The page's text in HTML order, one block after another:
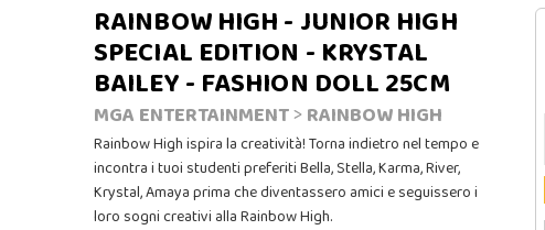
RAINBOW HIGH - JUNIOR HIGH
SPECIAL EDITION - KRYSTAL
BAILEY - FASHION DOLL 25CM
MGA ENTERTAINMENT> RAINBOW HIGH
Rainbow High ispira la creatività! Torna indietro nel tempo e
incontra i tuoi studenti preferiti Bella, Stella, Karma, River,
Krystal, Amaya prima che diventassero amici e seguissero i
loro sogni creativi alla Rainbow High.